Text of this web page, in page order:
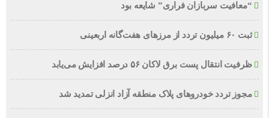
“معافیت سربازان فراری” شایعه بود
ثبت ۶۰ میلیون تردد از مرزهای هفت‌گانه اربعینی
ظرفیت انتقال پست برق لاکان ۵۶ درصد افزایش می‌یابد
مجوز تردد خودروهای پلاک منطقه آزاد انزلی تمدید شد